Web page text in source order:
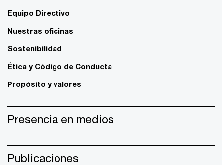
Equipo Directivo
Nuestras oficinas
Sostenibilidad
Ética y Código de Conducta
Propósito y valores
Presencia en medios
Publicaciones